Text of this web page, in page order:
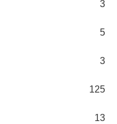
3
5
3
125
13